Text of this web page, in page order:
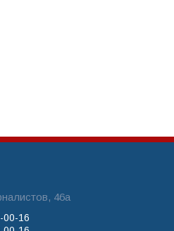
46а
00-16